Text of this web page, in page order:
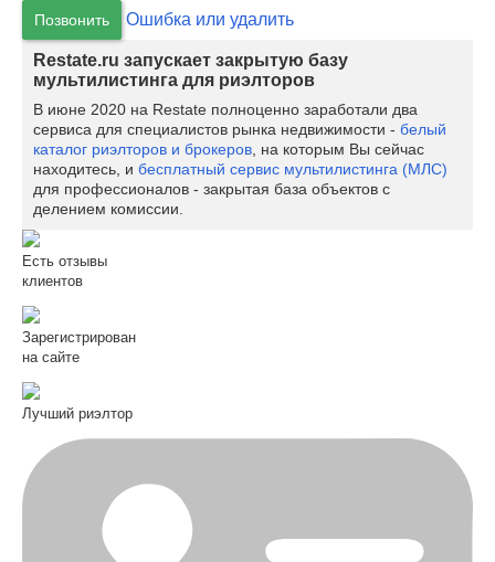
Позвонить Ошибка или удалить
Restate.ru запускает закрытую базу
мультилистинга для риэлторов
В июне 2020 на Restate полноценно заработали два
сервиса для специалистов рынка недвижимости - белый
каталог риэлторов и брокеров , на которым Вы сейчас
находитесь, и бесплатный сервис мультилистинга (МЛС)
для профессионалов - закрытая база объектов с
делением комиссии.
Есть отзывы
клиентов
Зарегистрирован
на сайте
Лучший риэлтор